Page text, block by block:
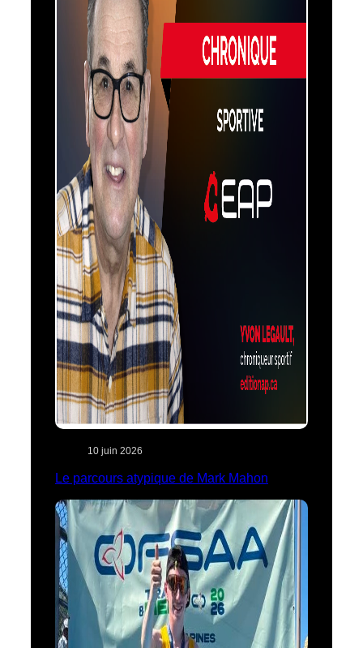
10 juin 2026
Le parcours atypique de Mark Mahon